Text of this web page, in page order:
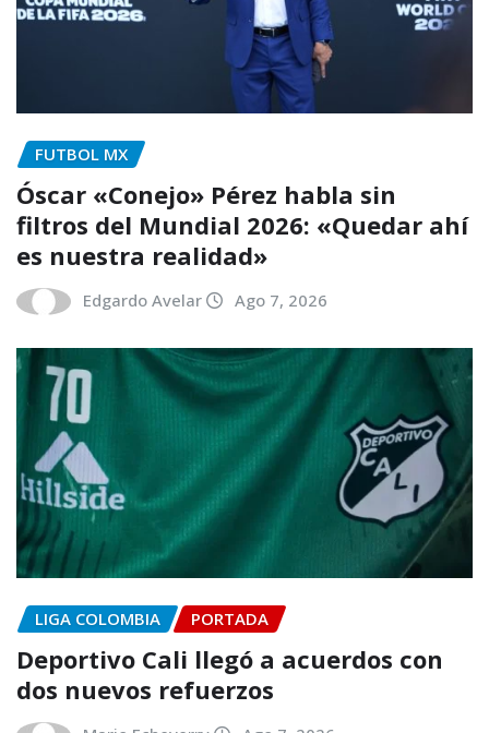
FUTBOL MX
Óscar «Conejo» Pérez habla sin
filtros del Mundial 2026: «Quedar ahí
es nuestra realidad»
Edgardo Avelar Ago 7, 2026
LIGA COLOMBIA PORTADA
Deportivo Cali llegó a acuerdos con
dos nuevos refuerzos